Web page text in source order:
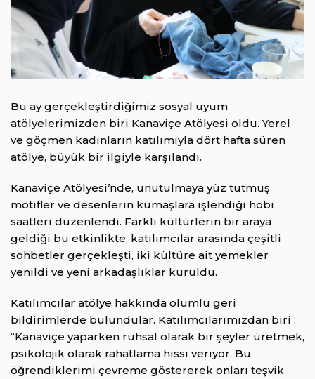
Bu ay gerçekleştirdiğimiz sosyal uyum
atölyelerimizden biri Kanaviçe Atölyesi oldu. Yerel
ve göçmen kadınların katılımıyla dört hafta süren
atölye, büyük bir ilgiyle karşılandı.
Kanaviçe Atölyesi’nde, unutulmaya yüz tutmuş
motifler ve desenlerin kumaşlara işlendiği hobi
saatleri düzenlendi. Farklı kültürlerin bir araya
geldiği bu etkinlikte, katılımcılar arasında çeşitli
sohbetler gerçekleşti, iki kültüre ait yemekler
yenildi ve yeni arkadaşlıklar kuruldu.
Katılımcılar atölye hakkında olumlu geri
bildirimlerde bulundular. Katılımcılarımızdan biri :
“Kanaviçe yaparken ruhsal olarak bir şeyler üretmek,
psikolojik olarak rahatlama hissi veriyor. Bu
öğrendiklerimi çevreme göstererek onları teşvik